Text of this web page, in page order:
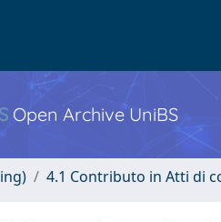
Open Archive UniBS
4.1 Contributo in Atti di